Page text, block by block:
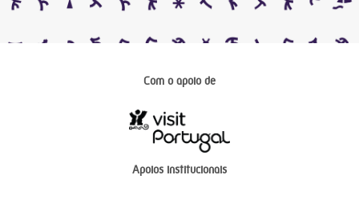
Com o apoio de
Apoios institucionais